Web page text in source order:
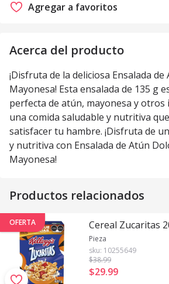
Agregar a favoritos
Acerca del producto
¡Disfruta de la deliciosa Ensalada
Mayonesa! Esta ensalada de 135 g
perfecta de atún, mayonesa y otros
una comida saludable y nutritiva
satisfacer tu hambre. ¡Disfruta de
y nutritiva con Ensalada de Atún
Mayonesa!
Productos relacionados
OFERTA Cereal Zucaritas
Pieza
sku: 10255649
$38.99
$29.99